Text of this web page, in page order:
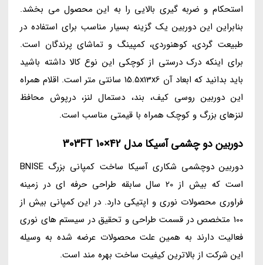
استحکام و ضربه گیری بالایی را به این محصول می بخشد.
بنابراین این دوربین یک گزینه بسیار مناسب برای استفاده در
طبیعت گردی، کوهنوردی، کمپینگ و تماشای پرندگان است.
برای اینکه درک درستی از کوچکی این نوع کالا داشته باشید
باید بدانید که ابعاد آن 15.5x13x6 سانتی متر است. اقلام همراه
این دوربین روسی کیف، بند، دستمال لنز، درپوش محافظ
لنزهای بزرگ و کوچک همراه با قیمتی مناسب است.
دوربین دو چشمی آسیکا مدل 42×10 303FT
دوربین دوچشمی شکاری آسیکا ساخت کمپانی بزرگ BNISE
است که بیش از 20 سال سابقه طراحی حرفه ای در زمینه
فراوری محصولات نوری و اپتیکی دارد. در این کمپانی بیش از
100 متخصص در قسمت طراحی و تحقیق در سیستم های نوری
فعالیت دارند به همین علت محصولات عرضه شده به وسیله
این شرکت از بالاترین کیفیت ساخت بهره مند است.